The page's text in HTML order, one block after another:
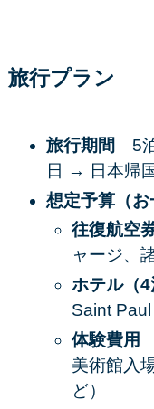
旅行プラン
旅行期間 5
日 → 日本帰国
想定予算（お
往復航空
ャージ、
ホテル（
Saint Paul
体験費用
美術館入
ど）